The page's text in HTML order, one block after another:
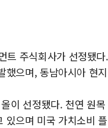
트 주식회사가 선정됐
으며, 동남아시아 현
이 선정됐다. 천연 원
있으며 미국 가치소